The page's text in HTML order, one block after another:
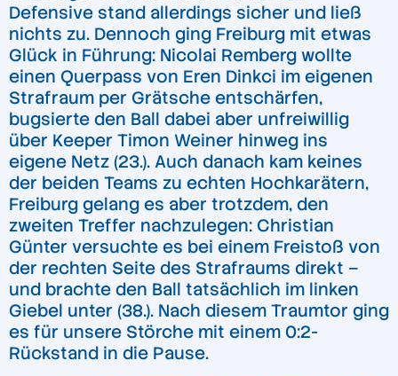
Defensive stand allerdings sicher und ließ
nichts zu. Dennoch ging Freiburg mit etwas
Glück in Führung: Nicolai Remberg wollte
einen Querpass von Eren Dinkci im eigenen
Strafraum per Grätsche entschärfen,
bugsierte den Ball dabei aber unfreiwillig
über Keeper Timon Weiner hinweg ins
eigene Netz (23.). Auch danach kam keines
der beiden Teams zu echten Hochkarätern,
Freiburg gelang es aber trotzdem, den
zweiten Treffer nachzulegen: Christian
Günter versuchte es bei einem Freistoß von
der rechten Seite des Strafraums direkt –
und brachte den Ball tatsächlich im linken
Giebel unter (38.). Nach diesem Traumtor ging
es für unsere Störche mit einem 0:2-
Rückstand in die Pause.